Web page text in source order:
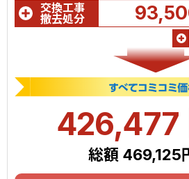
交換工事
撤去処分
426,477
総額 469,125